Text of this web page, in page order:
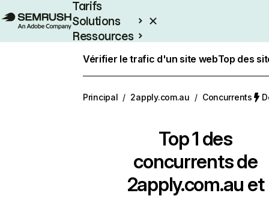
Tarifs
Solutions
Ressources
Vérifier le trafic d'un site webTop des
Principal / 2apply.com.au / Concurrents
Top 1 des
concurrents de
2apply.com.au et